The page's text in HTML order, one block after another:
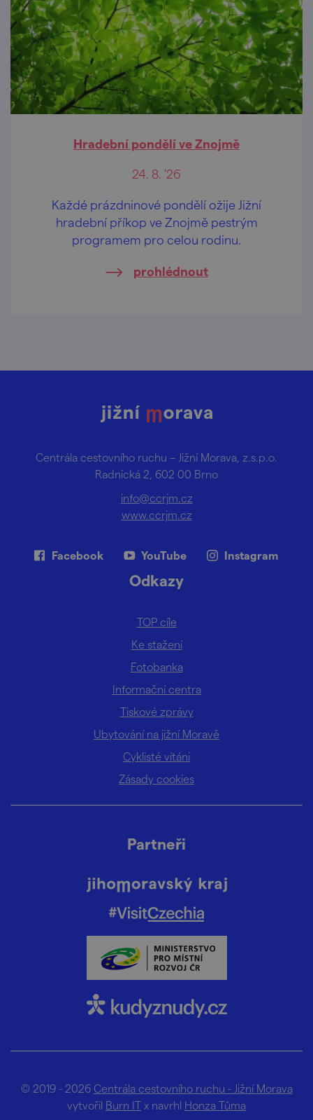
Hradební pondělí ve Znojmě
24. 8. '26
Každé prázdninové pondělí ožije Jižní
hradební příkop ve Znojmě pestrým
programem pro celou rodinu.
prohlédnout
Centrála cestovního ruchu – Jižní Morava, z.s.p.o.
Radnická 2, 602 00 Brno
info@ccrjm.cz
www.ccrjm.cz
Facebook YouTube Instagram
Odkazy
TOP cíle
Ke stažení
Fotobanka
Informační centra
Tiskové zprávy
Ubytování na jižní Moravě
Cyklisté vítáni
Zásady cookies
Partneři
© 2019 - 2026 Centrála cestovního ruchu - Jižní Morava
vytvořil Burn IT x navrhl Honza Tůma